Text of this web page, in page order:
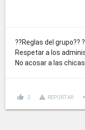
??Reglas del grupo??
Respetar a los
No acosar a las
thumb_up 2 report_problem REPORTAR